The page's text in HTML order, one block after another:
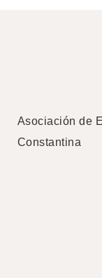
Asociación de
Constantina